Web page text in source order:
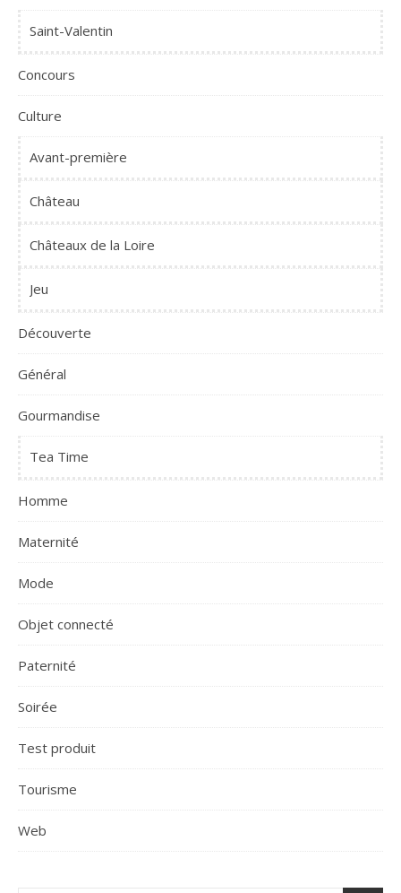
Saint-Valentin
Concours
Culture
Avant-première
Château
Châteaux de la Loire
Jeu
Découverte
Général
Gourmandise
Tea Time
Homme
Maternité
Mode
Objet connecté
Paternité
Soirée
Test produit
Tourisme
Web